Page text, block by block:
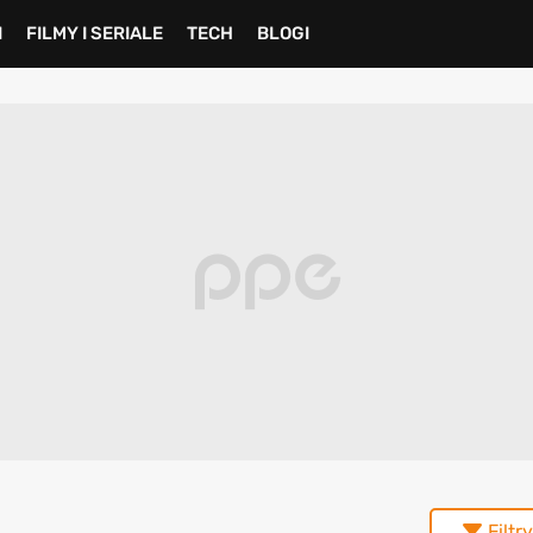
FILMY I SERIALE TECH BLOGI